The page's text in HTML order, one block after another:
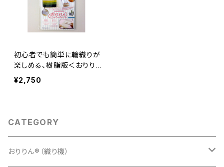
初心者でも簡単に輪織りが
楽しめる、樹脂版＜おりりん
小＞
¥2,750
CATEGORY
おりりん®（織り機）